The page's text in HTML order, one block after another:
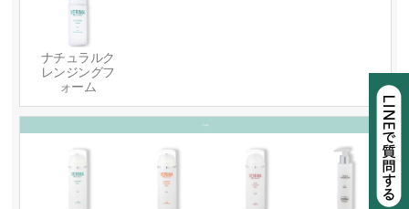
ナチュラルク
レンジングフ
ォーム